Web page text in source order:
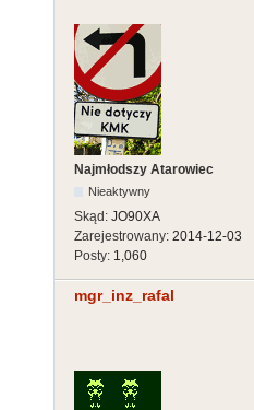
Najmłodszy Atarowiec
Nieaktywny
Skąd: JO90XA
Zarejestrowany: 2014-12-03
Posty: 1,060
mgr_inz_rafal